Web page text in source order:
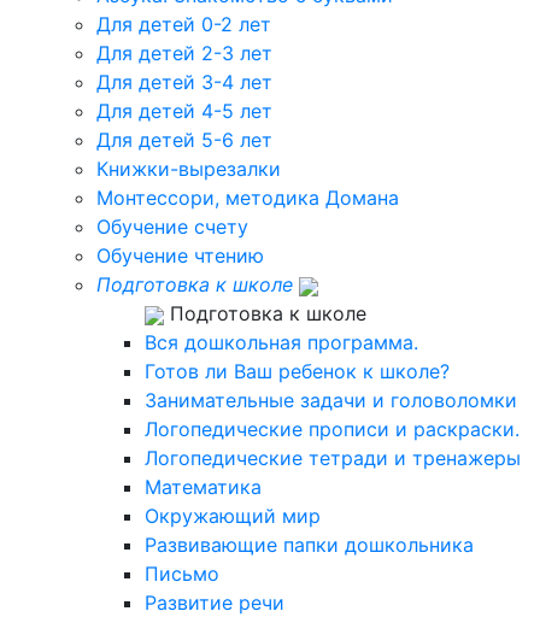
Для детей 0-2 лет
Для детей 2-3 лет
Для детей 3-4 лет
Для детей 4-5 лет
Для детей 5-6 лет
Книжки-вырезалки
Монтессори, методика Домана
Обучение счету
Обучение чтению
Подготовка к школе
Подготовка к школе
Вся дошкольная программа.
Готов ли Ваш ребенок к школе?
Занимательные задачи и головоломки
Логопедические прописи и раскраски.
Логопедические тетради и тренажеры
Математика
Окружающий мир
Развивающие папки дошкольника
Письмо
Развитие речи